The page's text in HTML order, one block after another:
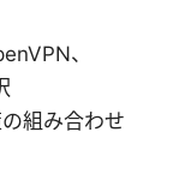
、
組み合わせ